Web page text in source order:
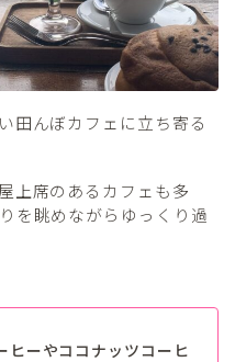
田んぼカフェに立ち寄る
上席のあるカフェも多
を眺めながらゆっくり過
ヒーやココナッツコーヒ